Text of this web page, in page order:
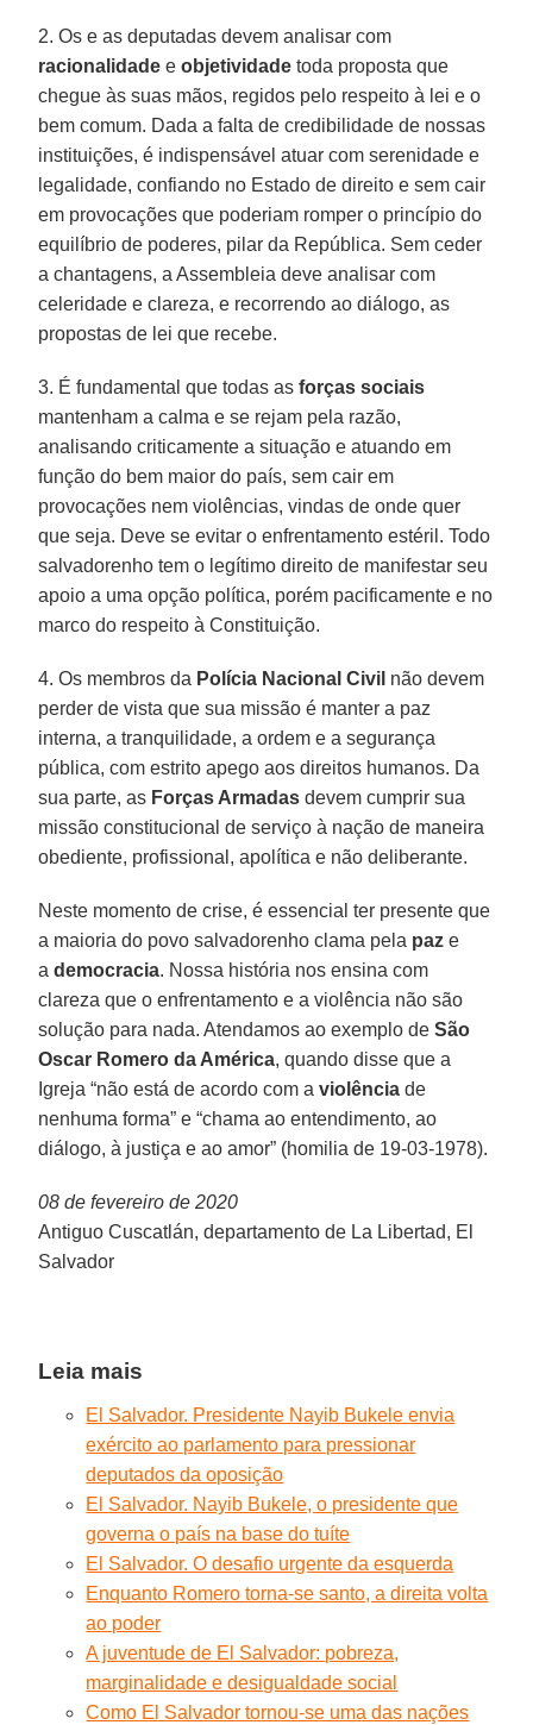
2. Os e as deputadas devem analisar com
racionalidade eobjetividade toda proposta que
chegue às suas mãos, regidos pelo respeito à lei e o
bem comum. Dada a falta de credibilidade de nossas
instituições, é indispensável atuar com serenidade e
legalidade, confiando no Estado de direito e sem cair
em provocações que poderiam romper o princípio do
equilíbrio de poderes, pilar da República. Sem ceder
a chantagens, a Assembleia deve analisar com
celeridade e clareza, e recorrendo ao diálogo, as
propostas de lei que recebe.
3. É fundamental que todas asforças sociais
mantenham a calma e se rejam pela razão,
analisando criticamente a situação e atuando em
função do bem maior do país, sem cair em
provocações nem violências, vindas de onde quer
que seja. Deve se evitar o enfrentamento estéril. Todo
salvadorenho tem o legítimo direito de manifestar seu
apoio a uma opção política, porém pacificamente e no
marco do respeito à Constituição.
4. Os membros da Polícia Nacional Civil não devem
perder de vista que sua missão é manter a paz
interna, a tranquilidade, a ordem e a segurança
pública, com estrito apego aos direitos humanos. Da
sua parte, as Forças Armadas devem cumprir sua
missão constitucional de serviço à nação de maneira
obediente, profissional, apolítica e não deliberante.
Neste momento de crise, é essencial ter presente que
a maioria do povo salvadorenho clama pela paz e
ademocracia. Nossa história nos ensina com
clareza que o enfrentamento e a violência não são
solução para nada. Atendamos ao exemplo deSão
Oscar Romero da América, quando disse que a
Igreja “não está de acordo com aviolência de
nenhuma forma” e “chama ao entendimento, ao
diálogo, à justiça e ao amor” (homilia de 19-03-1978).
08 de fevereiro de 2020
Antiguo Cuscatlán, departamento de La Libertad, El
Salvador
Leia mais
El Salvador. Presidente Nayib Bukele envia
exército ao parlamento para pressionar
deputados da oposição
El Salvador. Nayib Bukele, o presidente que
governa o país na base do tuíte
El Salvador. O desafio urgente da esquerda
Enquanto Romero torna-se santo, a direita volta
ao poder
A juventude de El Salvador: pobreza,
marginalidade e desigualdade social
Como El Salvador tornou-se uma das nações